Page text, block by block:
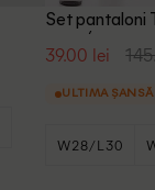
Set pantaloni
crem/negru
39.00 lei
ULTIMA ȘANSĂ
W28/L30